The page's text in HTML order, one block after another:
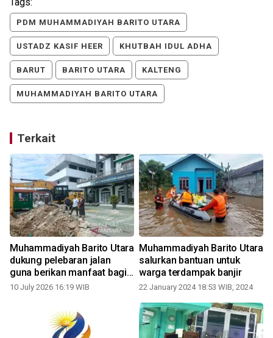
PDM MUHAMMADIYAH BARITO UTARA
USTADZ KASIF HEER KHUTBAH IDUL ADHA
BARUT BARITO UTARA KALTENG
MUHAMMADIYAH BARITO UTARA
Terkait
Muhammadiyah Barito Utara
dukung pelebaran jalan
guna berikan manfaat bagi
masyarakat
10 July 2026 16:19 WIB
Muhammadiyah Barito Utara
salurkan bantuan untuk
warga terdampak banjir
22 January 2024 18:53 WIB, 2024